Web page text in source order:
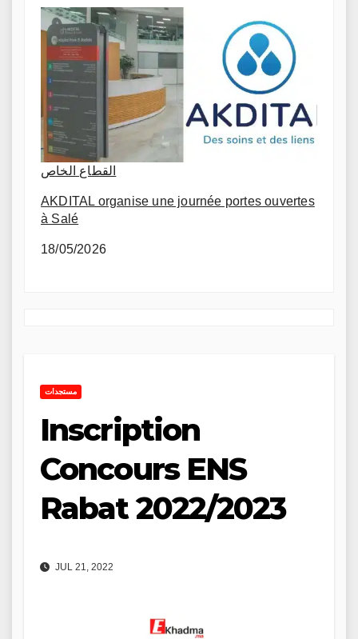
القطاع الخاص
AKDITAL organise une journée portes ouvertes
à Salé
18/05/2026
مستجدات
Inscription
Concours ENS
Rabat 2022/2023
JUL 21, 2022